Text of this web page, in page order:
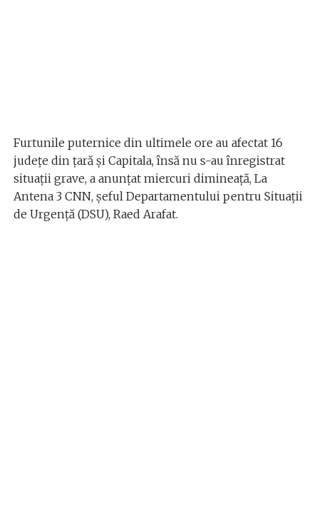
Furtunile puternice din ultimele ore au afectat 16
județe din țară și Capitala, însă nu s-au înregistrat
situații grave, a anunțat miercuri dimineață, La
Antena 3 CNN, șeful Departamentului pentru Situații
de Urgență (DSU), Raed Arafat.